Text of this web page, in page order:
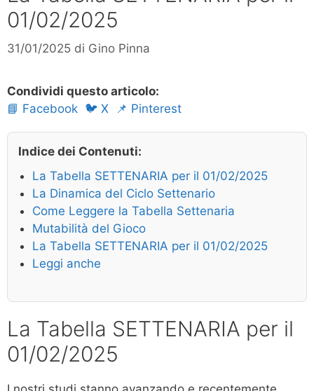
01/02/2025
31/01/2025 di Gino Pinna
Condividi questo articolo:
📘 Facebook 🐦 X 📌 Pinterest
Indice dei Contenuti:
La Tabella SETTENARIA per il 01/02/2025
La Dinamica del Ciclo Settenario
Come Leggere la Tabella Settenaria
Mutabilità del Gioco
La Tabella SETTENARIA per il 01/02/2025
Leggi anche
La Tabella SETTENARIA per il
01/02/2025